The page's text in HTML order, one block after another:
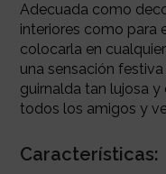
Adecuada como
interiores como para
colocarla en
una sensación
guirnalda tan lujosa
todos los amigos y
Características: